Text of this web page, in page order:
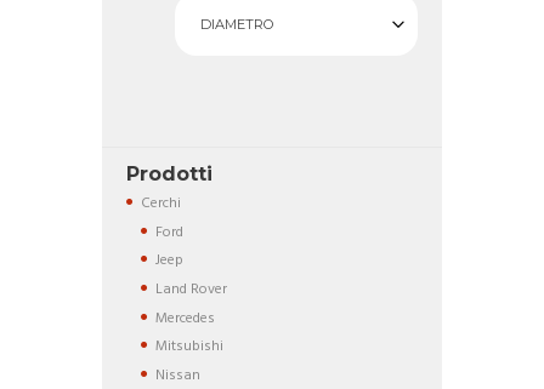
DIAMETRO
Prodotti
Cerchi
Ford
Jeep
Land Rover
Mercedes
Mitsubishi
Nissan